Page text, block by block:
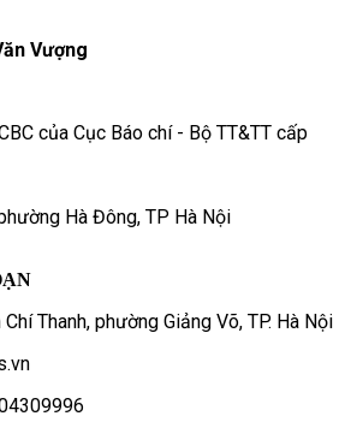
Vượng
của Cục Báo chí - Bộ TT&TT cấp
Hà Đông, TP Hà Nội
Thanh, phường Giảng Võ, TP. Hà Nội